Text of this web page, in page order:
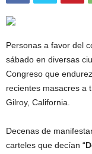
Personas a favor del
sábado en diversas
Congreso que
recientes masacres a
Gilroy, California.
Decenas de
carteles que decían “